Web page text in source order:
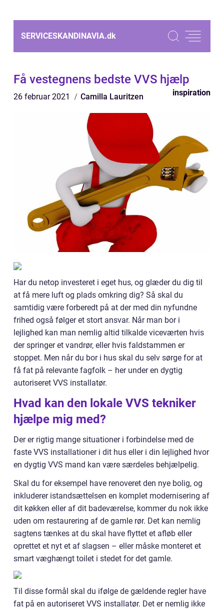
SERVICESKANDINAVIA.dk
Få vestegnens bedste VVS hjælp
26 februar 2021 Camilla Lauritzen inspiration
Har du netop investeret i eget hus, og glæder du dig til
at få mere luft og plads omkring dig? Så skal du
samtidig være forberedt på at der med din nyfundne
frihed også følger et stort ansvar. Når man bor i
lejlighed kan man nemlig altid tilkalde viceværten hvis
der springer et vandrør, eller hvis faldstammen er
stoppet. Men når du bor i hus skal du selv sørge for at
få fat på relevante fagfolk – her under en dygtig
autoriseret VVS installatør.
Hvad kan den lokale VVS tekniker
hjælpe mig med?
Der er rigtig mange situationer i forbindelse med de
faste VVS installationer i dit hus eller i din lejlighed hvor
en dygtig VVS mand kan være særdeles behjælpelig.
Skal du for eksempel have renoveret den nye bolig, og
inkluderer istandsættelsen en komplet modernisering af
dit køkken eller af dit badeværelse, kommer du nok ikke
uden om restaurering af de gamle rør. Det kan nemlig
sagtens tænkes at du skal have flyttet et afløb eller
oprettet et nyt et af slagsen – eller måske monteret et
smart væghængt toilet i stedet for det gamle.
Til disse formål skal du ifølge de gældende regler have
fat på en autoriseret VVS installatør. Det er nemlig ikke